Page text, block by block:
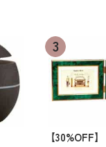
【30%OFF】